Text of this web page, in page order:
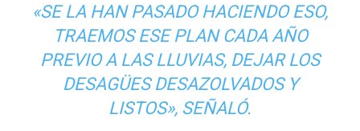
«SE LA HAN PASADO HACIENDO ESO,
TRAEMOS ESE PLAN CADA AÑO
PREVIO A LAS LLUVIAS, DEJAR LOS
DESAGÜES DESAZOLVADOS Y
LISTOS», SEÑALÓ.